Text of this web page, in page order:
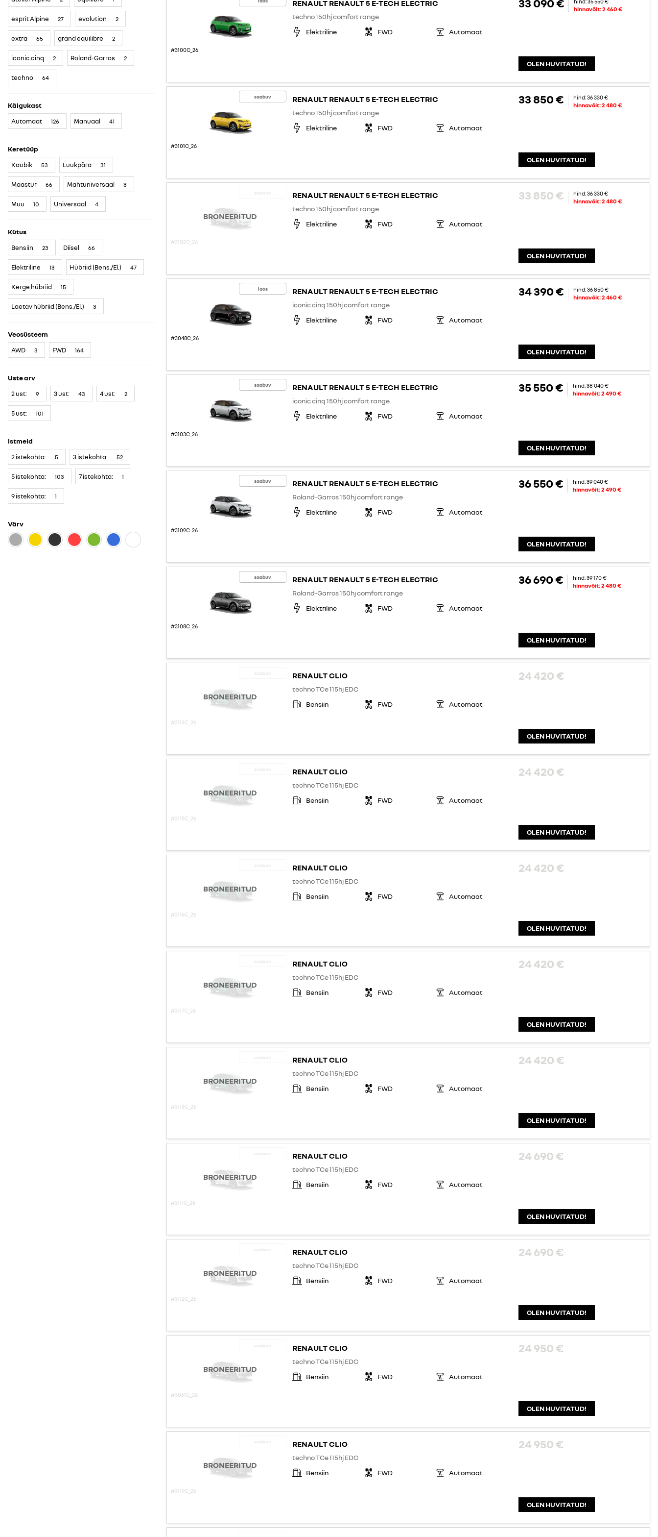
esprit Alpine 27 evolution 2
extra 65 grand equilibre 2
iconic cinq 2 Roland-Garros 2
techno 64
Käigukast
Automaat 126 Manuaal 41
Keretüüp
Kaubik 53 Luukpära 31
Maastur 66 Mahtuniversaal 3
Muu 10 Universaal 4
Kütus
Bensiin 23 Diisel 66
Elektriline 13 Hübriid (Bens./El.) 47
Kerge hübriid 15
Laetav hübriid (Bens./El.) 3
Veosüsteem
AWD 3 FWD 164
Uste arv
2 ust: 9 3 ust: 43 4 ust: 2
5 ust: 101
Istmeid
2 istekohta: 5 3 istekohta: 52
5 istekohta: 103 7 istekohta: 1
9 istekohta: 1
Värv
#3100C_26
RENAULT RENAULT 5 E-TECH ELECTRIC
techno 150hj comfort range
hind:35 550 €
hinnavõit:2 460 €
Elektriline FWD Automaat
OLEN HUVITATUD!
saabuv
#3101C_26
RENAULT RENAULT 5 E-TECH ELECTRIC
techno 150hj comfort range
33 850 € hind:36 330 €
hinnavõit:2 480 €
Elektriline FWD Automaat
OLEN HUVITATUD!
#3102C_26
BRONEERITUD
RENAULT RENAULT 5 E-TECH ELECTRIC
techno 150hj comfort range
33 850 € hind:36 330 €
hinnavõit:2 480 €
Elektriline FWD Automaat
OLEN HUVITATUD!
laos
#3048C_26
RENAULT RENAULT 5 E-TECH ELECTRIC
iconic cinq 150hj comfort range
34 390 € hind:36 850 €
hinnavõit:2 460 €
Elektriline FWD Automaat
OLEN HUVITATUD!
saabuv
#3103C_26
RENAULT RENAULT 5 E-TECH ELECTRIC
iconic cinq 150hj comfort range
35 550 € hind:38 040 €
hinnavõit:2 490 €
Elektriline FWD Automaat
OLEN HUVITATUD!
saabuv
#3109C_26
RENAULT RENAULT 5 E-TECH ELECTRIC
Roland-Garros 150hj comfort range
36 550 € hind:39 040 €
hinnavõit:2 490 €
Elektriline FWD Automaat
OLEN HUVITATUD!
saabuv
#3108C_26
RENAULT RENAULT 5 E-TECH ELECTRIC
Roland-Garros 150hj comfort range
36 690 € hind:39 170 €
hinnavõit:2 480 €
Elektriline FWD Automaat
OLEN HUVITATUD!
#3114C_26
BRONEERITUD
RENAULT CLIO
techno TCe 115hj EDC
24 420 €
Bensiin FWD Automaat
OLEN HUVITATUD!
#3115C_26
BRONEERITUD
RENAULT CLIO
techno TCe 115hj EDC
24 420 €
Bensiin FWD Automaat
OLEN HUVITATUD!
#3116C_26
BRONEERITUD
RENAULT CLIO
techno TCe 115hj EDC
24 420 €
Bensiin FWD Automaat
OLEN HUVITATUD!
#3117C_26
BRONEERITUD
RENAULT CLIO
techno TCe 115hj EDC
24 420 €
Bensiin FWD Automaat
OLEN HUVITATUD!
#3113C_26
BRONEERITUD
RENAULT CLIO
techno TCe 115hj EDC
24 420 €
Bensiin FWD Automaat
OLEN HUVITATUD!
#3111C_26
BRONEERITUD
RENAULT CLIO
techno TCe 115hj EDC
24 690 €
Bensiin FWD Automaat
OLEN HUVITATUD!
#3112C_26
BRONEERITUD
RENAULT CLIO
techno TCe 115hj EDC
24 690 €
Bensiin FWD Automaat
OLEN HUVITATUD!
#3061C_26
BRONEERITUD
RENAULT CLIO
techno TCe 115hj EDC
24 950 €
Bensiin FWD Automaat
OLEN HUVITATUD!
#3119C_26
BRONEERITUD
RENAULT CLIO
techno TCe 115hj EDC
24 950 €
Bensiin FWD Automaat
OLEN HUVITATUD!